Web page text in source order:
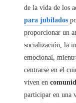
de la vida de los
para jubilados
proporcionar un
socialización, la
emocional,
centrarse en el
viven en
participar en una